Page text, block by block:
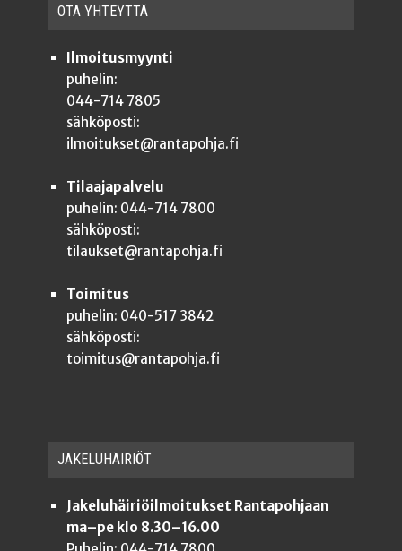
OTA YHTEYT­TÄ
Ilmoitusmyynti
puhelin:
044-714 7805
sähköposti:
ilmoitukset@rantapohja.fi
Tilaajapalvelu
puhelin: 044-714 7800
sähköposti:
tilaukset@rantapohja.fi
Toimitus
puhelin: 040-517 3842
sähköposti:
toimitus@rantapohja.fi
JAKE­LU­HÄI­RIÖT
Jakeluhäiriöilmoitukset Rantapohjaan
ma–pe klo 8.30–16.00